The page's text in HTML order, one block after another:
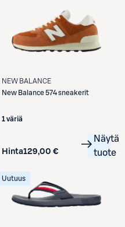
NEW BALANCE
New Balance574 sneakerit
1 väriä
Hinta129,00 €
Näytä
tuote
Uutuus